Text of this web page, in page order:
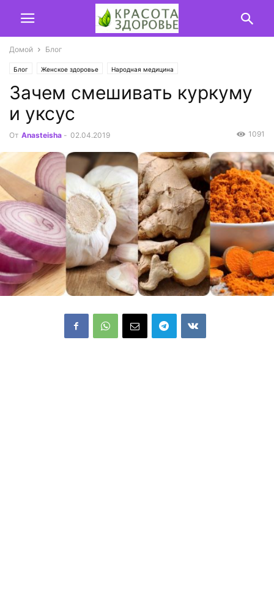
Домой Блог
Блог Женское здоровье Народная медицина
Зачем смешивать куркуму
и уксус
От Anasteisha - 02.04.2019 1091